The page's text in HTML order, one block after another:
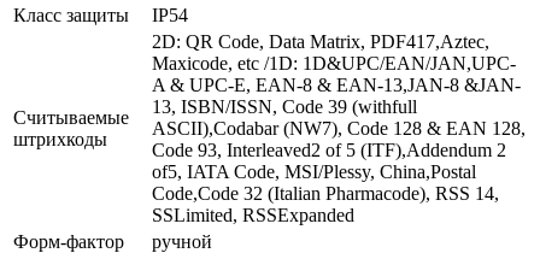
Класс защиты IP54
Считываемые
штрихкоды
2D: QR Code, Data Matrix, PDF417,Aztec,
Maxicode, etc /1D: 1D&UPC/EAN/JAN,UPC-
A & UPC-E, EAN-8 & EAN-13,JAN-8 &JAN-
13, ISBN/ISSN, Code 39 (withfull
ASCII),Codabar (NW7), Code 128 & EAN 128,
Code 93, Interleaved2 of 5 (ITF),Addendum 2
of5, IATA Code, MSI/Plessy, China,Postal
Code,Code 32 (Italian Pharmacode), RSS 14,
SSLimited, RSSExpanded
Форм-фактор
ручной